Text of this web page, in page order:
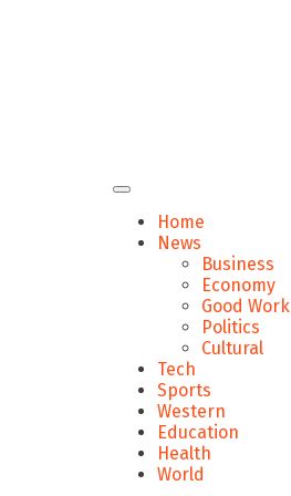
Home
News
Business
Economy
Good Work
Politics
Cultural
Tech
Sports
Western
Education
Health
World